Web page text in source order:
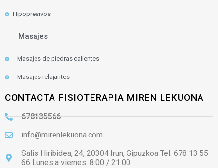
Hipopresivos
Masajes
Masajes de piedras calientes
Masajes relajantes
CONTACTA FISIOTERAPIA MIREN LEKUONA
678135566
info@mirenlekuona.com
Salis Hiribidea, 24, 20304 Irun, Gipuzkoa Tel: 678 13 55
66 Lunes a viernes: 8:00 / 21:00